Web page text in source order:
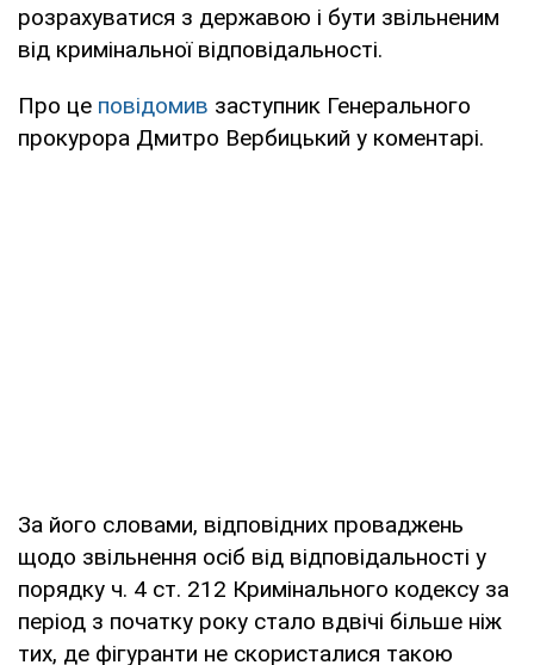
розрахуватися з державою і бути звільненим
від кримінальної відповідальності.
Про це повідомив заступник Генерального
прокурора Дмитро Вербицький у коментарі.
За його словами, відповідних проваджень
щодо звільнення осіб від відповідальності у
порядку ч. 4 ст. 212 Кримінального кодексу за
період з початку року стало вдвічі більше ніж
тих, де фігуранти не скористалися такою